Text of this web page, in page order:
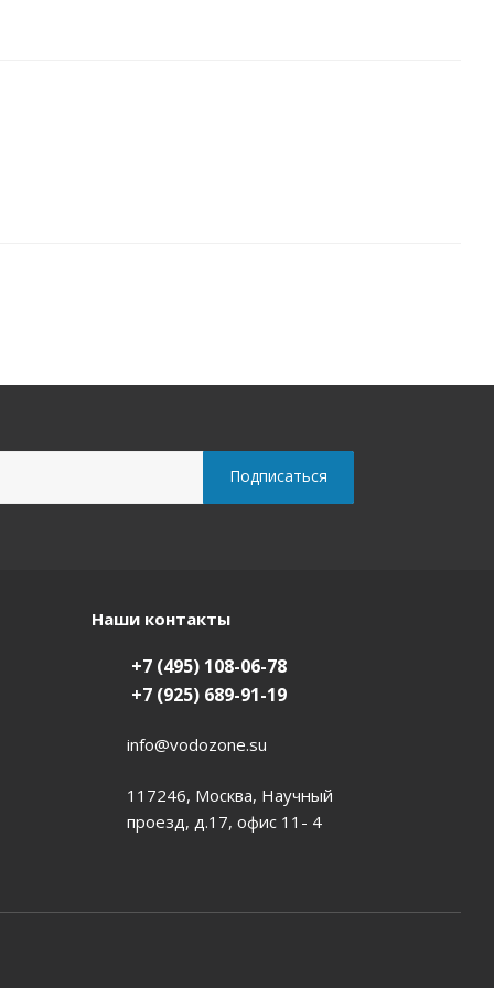
Наши контакты
+7 (495) 108-06-78
+7 (925) 689-91-19
info@vodozone.su
117246, Москва, Научный
проезд, д.17, офис 11- 4